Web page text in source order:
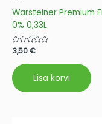
Warsteiner Premium
0% 0,33L
Hinnanguga
5
3,50€
Lisa korvi